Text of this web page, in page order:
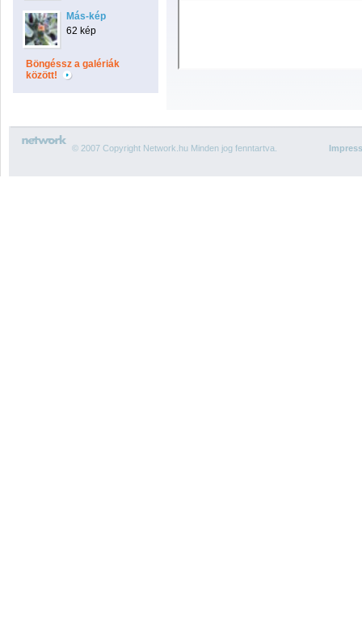
Más-kép
62 kép
Böngéssz a galériák
között!
© 2007 Copyright Network.hu Minden jog fenntartva.